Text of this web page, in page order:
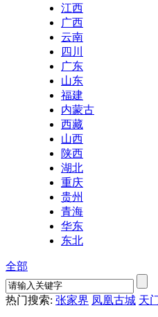
江西
广西
云南
四川
广东
山东
福建
内蒙古
西藏
山西
陕西
湖北
重庆
贵州
青海
华东
东北
全部
热门搜索: 张家界 凤凰古城 天